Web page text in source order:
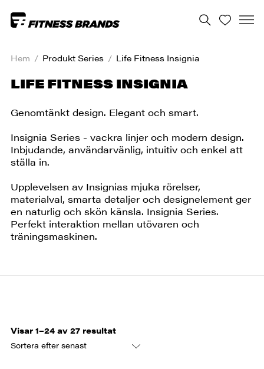
Hem / Produkt Series / Life Fitness Insignia
LIFE FITNESS INSIGNIA
Genomtänkt design. Elegant och smart.
Insignia Series - vackra linjer och modern design.
Inbjudande, användarvänlig, intuitiv och enkel att
ställa in.
Upplevelsen av Insignias mjuka rörelser,
materialval, smarta detaljer och designelement ger
en naturlig och skön känsla. Insignia Series.
Perfekt interaktion mellan utövaren och
träningsmaskinen.
Visar 1–24 av 27 resultatSortera
senaste